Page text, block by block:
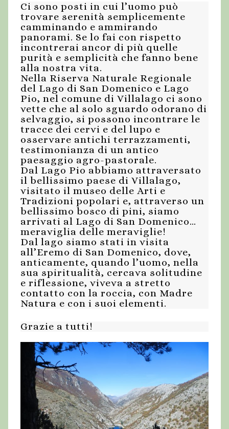
Ci sono posti in cui l’uomo può
trovare serenità semplicemente
camminando e ammirando
panorami. Se lo fai con rispetto
incontrerai ancor di più quelle
purità e semplicità che fanno bene
alla nostra vita.
Nella Riserva Naturale Regionale
del Lago di San Domenico e Lago
Pio, nel comune di Villalago ci sono
vette che al solo sguardo odorano di
selvaggio, si possono incontrare le
tracce dei cervi e del lupo e
osservare antichi terrazzamenti,
testimonianza di un antico
paesaggio agro-pastorale.
Dal Lago Pio abbiamo attraversato
il bellissimo paese di Villalago,
visitato il museo delle Arti e
Tradizioni popolari e, attraverso un
bellissimo bosco di pini, siamo
arrivati al Lago di San Domenico…
meraviglia delle meraviglie!
Dal lago siamo stati in visita
all’Eremo di San Domenico, dove,
anticamente, quando l’uomo, nella
sua spiritualità, cercava solitudine
e riflessione, viveva a stretto
contatto con la roccia, con Madre
Natura e con i suoi elementi.
Grazie a tutti!